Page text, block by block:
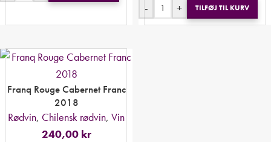
- + TILFØJ TIL KURV
Franq Rouge Cabernet Franc
2018
Rødvin, Chilensk rødvin, Vin
240,00 kr